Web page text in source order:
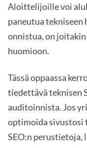
Aloittelijoille voi
paneutua
onnistua, on
huomioon.
Tässä oppaassa
tiedettävä teknisen
auditoinnista. Jos
optimoida sivustosi
SEO:n perustietoja,